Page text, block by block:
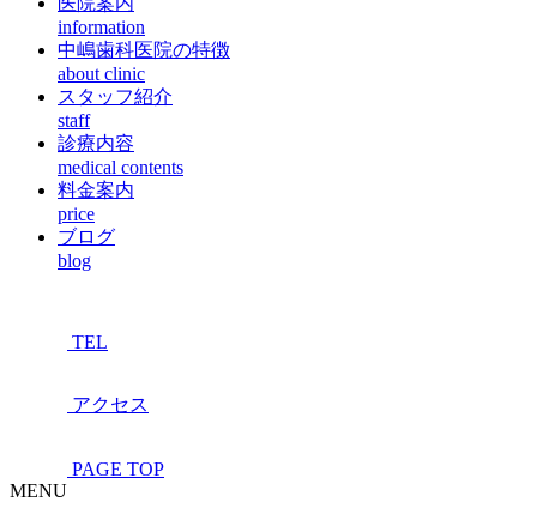
information
中嶋歯科医院の特徴
about clinic
スタッフ紹介
staff
診療内容
medical contents
料金案内
price
ブログ
blog
TEL
アクセス
PAGE TOP
MENU